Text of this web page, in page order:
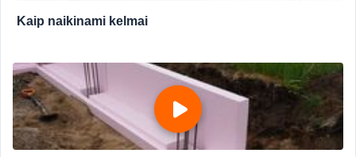
Kaip naikinami kelmai